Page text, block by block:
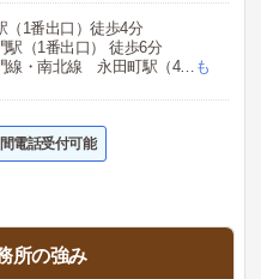
1番出口）徒歩4分
（1番出口） 徒歩6分
線・南北線 永田町駅（4…
も
電話受付可能
所の強み